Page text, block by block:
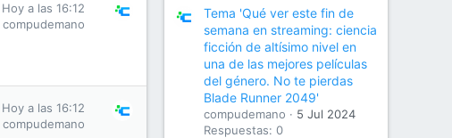
Hoy a las 16:12
compudemano
Hoy a las 16:12
compudemano
Tema 'Qué ver este fin de
semana en streaming: ciencia
ficción de altísimo nivel en
una de las mejores películas
del género. No te pierdas
Blade Runner 2049'
compudemano
5 Jul 2024
Respuestas: 0